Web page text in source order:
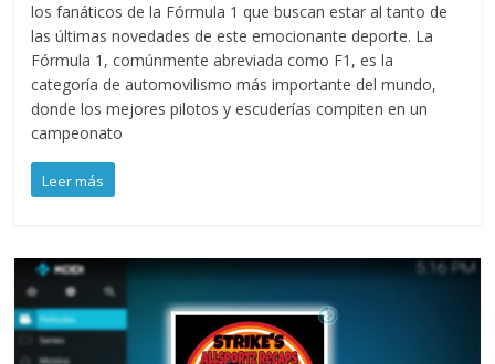
los fanáticos de la Fórmula 1 que buscan estar al tanto de
las últimas novedades de este emocionante deporte. La
Fórmula 1, comúnmente abreviada como F1, es la
categoría de automovilismo más importante del mundo,
donde los mejores pilotos y escuderías compiten en un
campeonato
Leer más